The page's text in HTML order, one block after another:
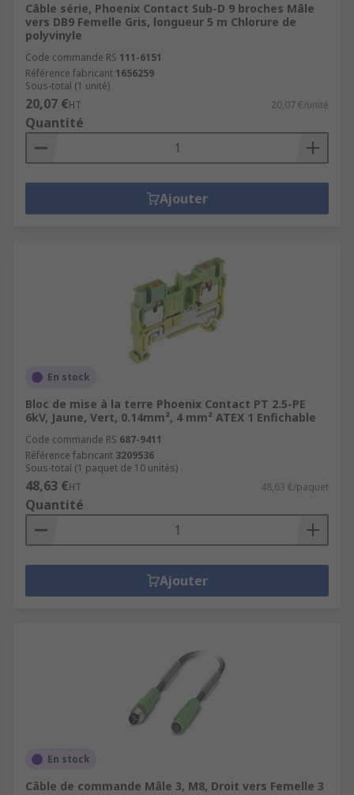
Câble série, Phoenix Contact Sub-D 9 broches Mâle
vers DB9 Femelle Gris, longueur 5 m Chlorure de
polyvinyle
Code commande RS 111-6151
Référence fabricant 1656259
Sous-total (1 unité)
20,07 €HT 20,07 €/unité
Quantité
Ajouter
En stock
Bloc de mise à la terre Phoenix Contact PT 2.5-PE
6kV, Jaune, Vert, 0.14mm², 4 mm² ATEX 1 Enfichable
Code commande RS 687-9411
Référence fabricant 3209536
Sous-total (1 paquet de 10 unités)
48,63 €HT 48,63 €/paquet
Quantité
Ajouter
En stock
Câble de commande Mâle 3, M8, Droit vers Femelle 3